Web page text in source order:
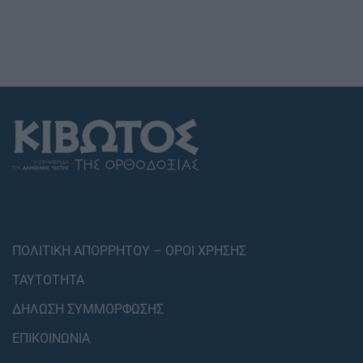
ΠΟΛΙΤΙΚΗ ΑΠΟΡΡΗΤΟΥ – ΟΡΟΙ ΧΡΗΣΗΣ
ΤΑΥΤΟΤΗΤΑ
ΔΗΛΩΣΗ ΣΥΜΜΟΡΦΩΣΗΣ
ΕΠΙΚΟΙΝΩΝΙΑ